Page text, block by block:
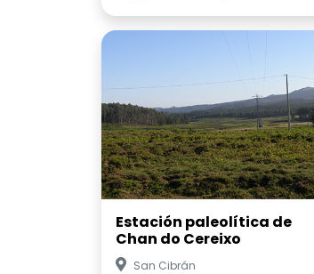
Estación paleolítica de
Chan do Cereixo
San Cibrán